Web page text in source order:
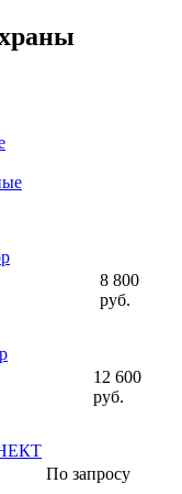
8 800
руб.
12 600
руб.
По запросу